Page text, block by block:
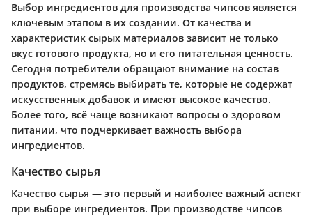
Выбор ингредиентов для производства чипсов является
ключевым этапом в их создании. От качества и
характеристик сырых материалов зависит не только
вкус готового продукта, но и его питательная ценность.
Сегодня потребители обращают внимание на состав
продуктов, стремясь выбирать те, которые не содержат
искусственных добавок и имеют высокое качество.
Более того, всё чаще возникают вопросы о здоровом
питании, что подчеркивает важность выбора
ингредиентов.
Качество сырья
Качество сырья — это первый и наиболее важный аспект
при выборе ингредиентов. При производстве чипсов